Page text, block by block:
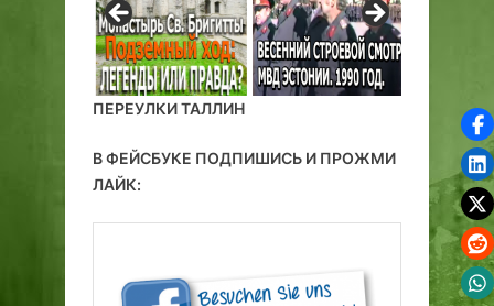
ПЕРЕУЛКИ ТАЛЛИН
В ФЕЙСБУКЕ ПОДПИШИСЬ И ПРОЖМИ
ЛАЙК: